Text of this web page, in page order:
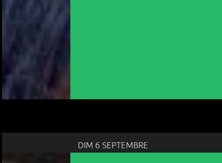
DIM 6 SEPTEMBRE